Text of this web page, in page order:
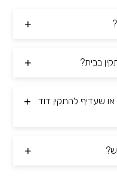
בבית?
שעדיף להתקין דוד